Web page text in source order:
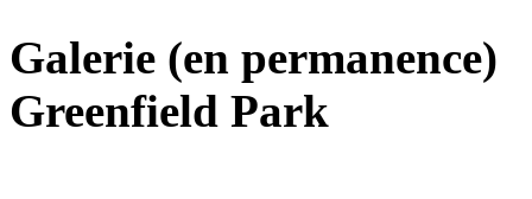
Galerie (en permanence)
Greenfield Park